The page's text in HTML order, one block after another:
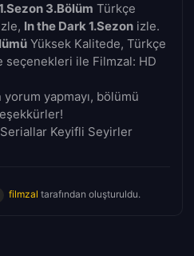
3.Bölüm Türkçe
In the Dark 1.Sezon izle.
Yüksek Kalitede, Türkçe
seçenekleri ile Filmzal: HD
yapmayı, bölümü
Keyifli Seyirler
filmzal tarafından oluşturuldu.